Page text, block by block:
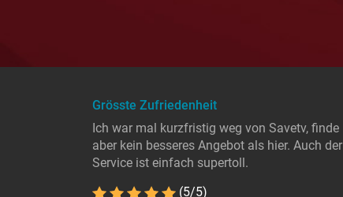
Grösste Zufriedenheit
Ich war mal kurzfristig weg von Savetv, finde
aber kein besseres Angebot als hier. Auch der
Service ist einfach supertoll.
(5/5)